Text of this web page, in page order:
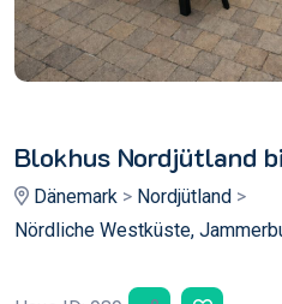
Blokhus Nordjütland
Dänemark > Nordjütland >
Nördliche Westküste,